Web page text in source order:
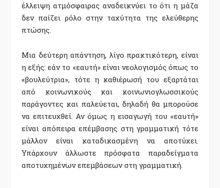
έλλειψη ατμόσφαιρας αναδεικνύει το ότι η μάζα
δεν παίζει ρόλο στην ταχύτητα της ελεύθερης
πτώσης.
Μια δεύτερη απάντηση, λίγο πρακτικότερη, είναι
η εξής: εάν το «εαυτή» είναι νεολογισμός όπως το
«βουλεύτρια», τότε η καθιέρωσή του εξαρτάται
από κοινωνικούς και κοινωνιογλωσσικούς
παράγοντες και παλεύεται, δηλαδή θα μπορούσε
να επιτευχθεί. Αν όμως η εισαγωγή του «εαυτή»
είναι απόπειρα επέμβασης στη γραμματική τότε
μάλλον είναι καταδικασμένη να αποτύχει.
Υπάρχουν άλλωστε πρόσφατα παραδείγματα
αποτυχημένων επεμβάσεων στη γραμματική.